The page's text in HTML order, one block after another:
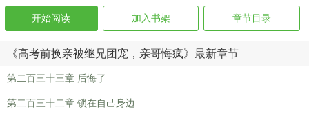
开始阅读 加入书架 章节目录
《高考前换亲被继兄团宠，亲哥悔疯》最新章节
第二百三十三章 后悔了
第二百三十二章 锁在自己身边